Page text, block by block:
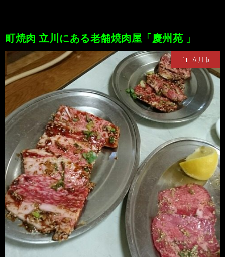
町焼肉 立川にある老舗焼肉屋「慶州苑 」
立川市